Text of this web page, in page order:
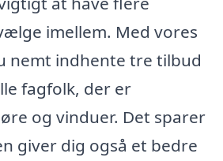
imellem. Med vores
nemt indhente tre tilbud
fagfolk, der er
og vinduer. Det sparer
giver dig også et bedre